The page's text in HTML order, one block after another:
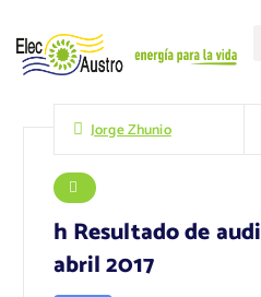
Jorge Zhunio
h Resultado de
abril 2017